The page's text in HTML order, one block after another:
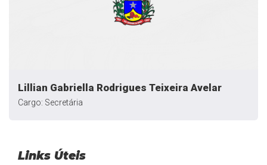
Lillian Gabriella Rodrigues Teixeira Avelar
Cargo: Secretária
Links Úteis